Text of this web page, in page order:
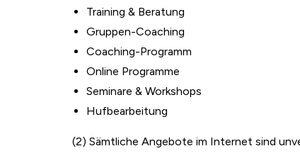
Training & Beratung
Gruppen-Coaching
Coaching-Programm
Online Programme
Seminare & Workshops
Hufbearbeitung
(2) Sämtliche Angebote im Internet sind